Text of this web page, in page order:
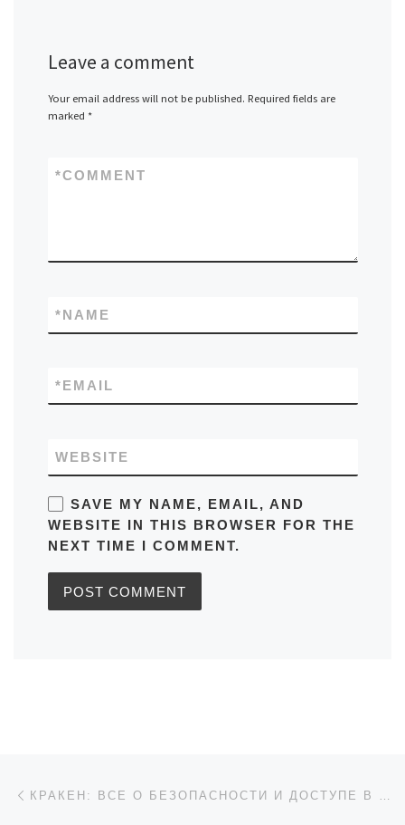
Leave a comment
Your email address will not be published. Required fields are
marked *
COMMENT
*
NAME
*
EMAIL
*
WEBSITE
SAVE MY NAME, EMAIL, AND
WEBSITE IN THIS BROWSER FOR THE
NEXT TIME I COMMENT.
Post navigation